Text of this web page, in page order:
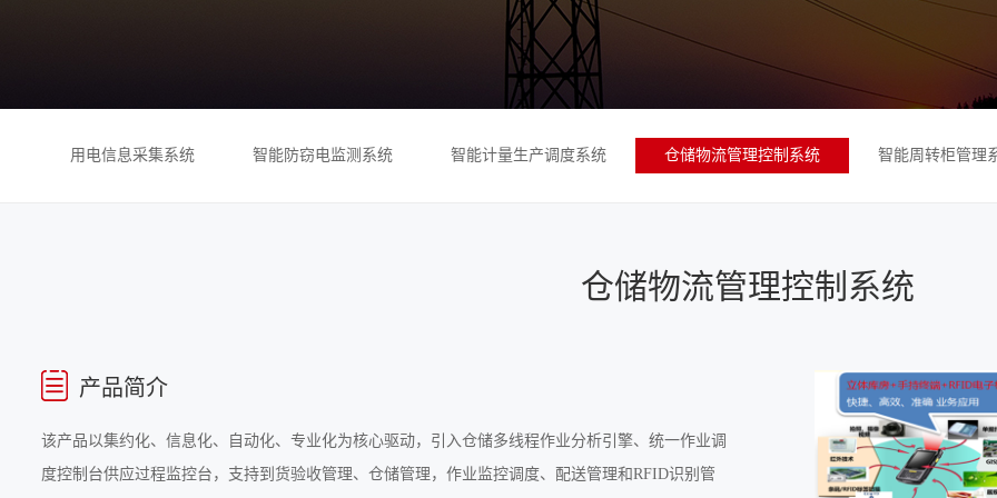
用电信息采集系统 智能防窃电监测系统 智能计量生产调度系统 仓储物流管理控制系统 智能周转柜管理
仓储物流管理控制系统
产品简介
该产品以集约化、信息化、自动化、专业化为核心驱动，引入仓储多线程作业分析引擎、统一作业调
度控制台供应过程监控台，支持到货验收管理、仓储管理，作业监控调度、配送管理和RFID识别管